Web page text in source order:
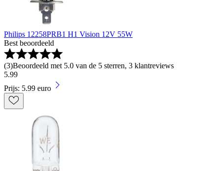
Philips 12258PRB1 H1 Vision 12V 55W
Best beoordeeld
(3)Beoordeeld met 5.0 van de 5 sterren, 3 klantreviews
5.99
Prijs: 5.99 euro